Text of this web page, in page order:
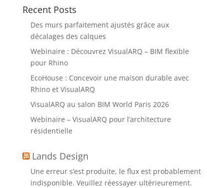
Recent Posts
Des murs parfaitement ajustés grâce aux
décalages des calques
Webinaire : Découvrez VisualARQ – BIM flexible
pour Rhino
EcoHouse : Concevoir une maison durable avec
Rhino et VisualARQ
VisualARQ au salon BIM World Paris 2026
Webinaire – VisualARQ pour l’architecture
résidentielle
Lands Design
Une erreur s’est produite, le flux est probablement
indisponible. Veuillez réessayer ultérieurement.